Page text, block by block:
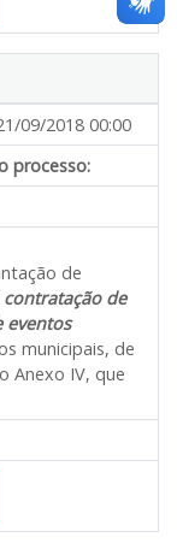
09/2018 00:00
processo:
de
contratação de
eventos
municipais, de
Anexo IV, que